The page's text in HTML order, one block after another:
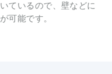
ているので、壁などに
可能です。